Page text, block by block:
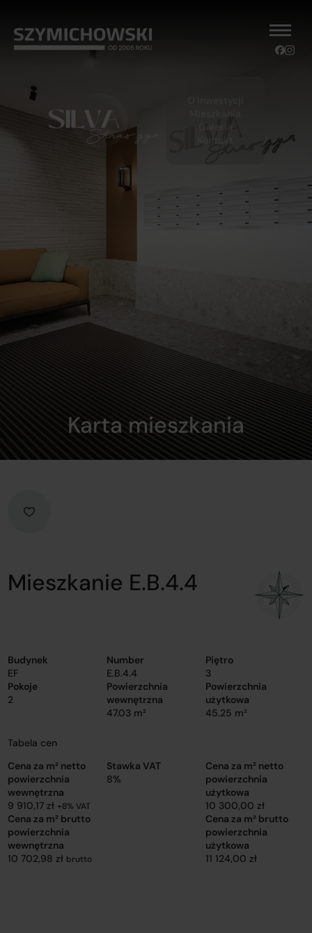
Galeria
Kontakt
Karta mieszkania
Mieszkanie E.B.4.4
Budynek
EF
Number
E.B.4.4
Piętro
3
Pokoje
2
Powierzchnia
wewnętrzna
47.03 m²
Powierzchnia
użytkowa
45.25 m²
Tabela cen
Cena za m² netto
powierzchnia
wewnętrzna
9 910,17 zł+8% VAT
Stawka VAT
8%
Cena za m² netto
powierzchnia
użytkowa
10 300,00 zł
Cena za m² brutto
powierzchnia
wewnętrzna
10 702,98 zł brutto
Cena za m² brutto
powierzchnia
użytkowa
11 124,00 zł